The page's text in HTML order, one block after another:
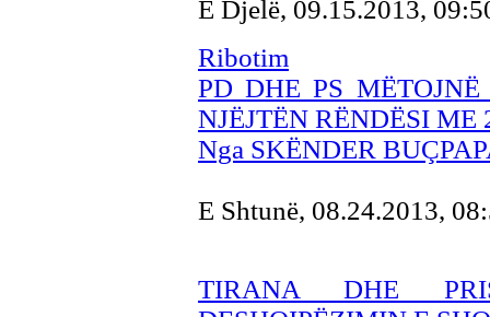
E Djelë, 09.15.2013,
Ribotim
PD DHE PS
NJËJTËN RËNDËSI ME
Nga SKËNDER
E Shtunë, 08.24.2013,
TIRANA DHE